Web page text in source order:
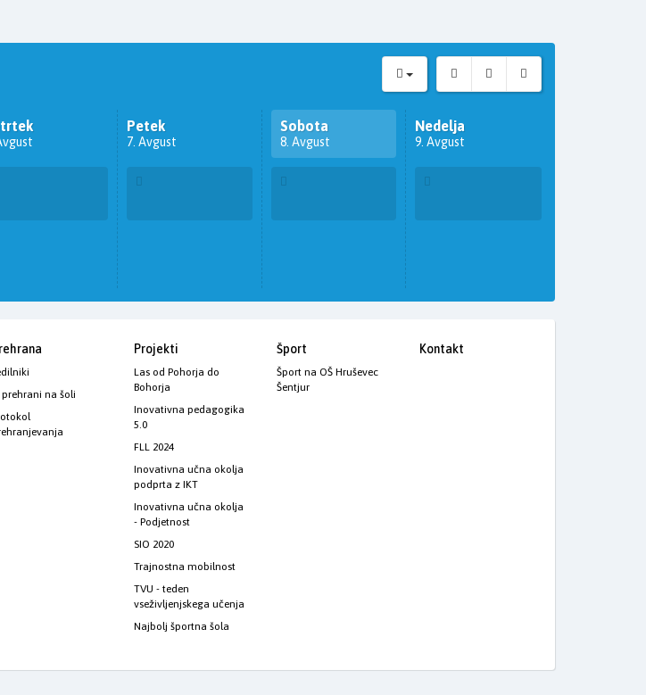
Petek
7. Avgust
Sobota
8. Avgust
Nedelja
9. Avgust
prehrani na šoli
Projekti
Las od Pohorja do
Bohorja
Inovativna pedagogika
5.0
FLL 2024
Inovativna učna okolja
podprta z IKT
Inovativna učna okolja
- Podjetnost
SIO 2020
Trajnostna mobilnost
TVU - teden
vseživljenjskega učenja
Najbolj športna šola
Šport
Šport na OŠ Hruševec
Šentjur
Kontakt